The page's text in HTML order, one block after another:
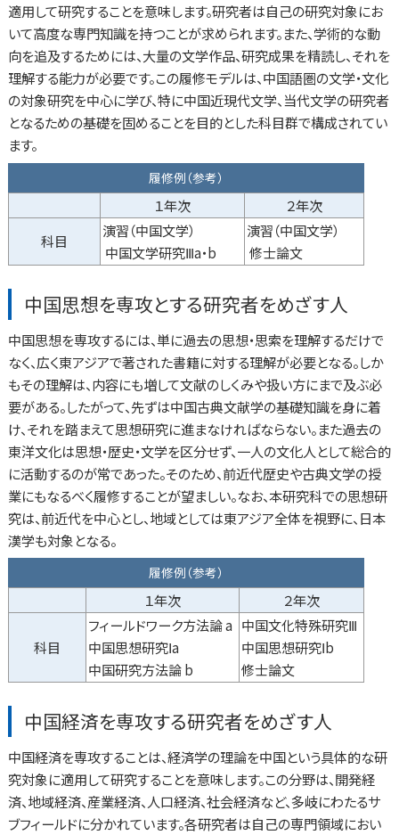
適用して研究することを意味します。研究者は自己の研究対象にお
いて高度な専門知識を持つことが求められます。また、学術的な動
向を追及するためには、大量の文学作品、研究成果を精読し、それを
理解する能力が必要です。この履修モデルは、中国語圏の文学・文化
の対象研究を中心に学び、特に中国近現代文学、当代文学の研究者
となるための基礎を固めることを目的とした科目群で構成されてい
ます。
履修例（参考）
１年次
２年次
科目
演習（中国文学）
中国文学研究Ⅲa・b
演習（中国文学）
修士論文
中国思想を専攻とする研究者をめざす人
中国思想を専攻するには、単に過去の思想・思索を理解するだけで
なく、広く東アジアで著された書籍に対する理解が必要となる。しか
もその理解は、内容にも増して文献のしくみや扱い方にまで及ぶ必
要がある。したがって、先ずは中国古典文献学の基礎知識を身に着
け、それを踏まえて思想研究に進まなければならない。また過去の
東洋文化は思想・歴史・文学を区分せず、一人の文化人として総合的
に活動するのが常であった。そのため、前近代歴史や古典文学の授
業にもなるべく履修することが望ましい。なお、本研究科での思想研
究は、前近代を中心とし、地域としては東アジア全体を視野に、日本
漢学も対象となる。
履修例（参考）
１年次 ２年次
科目
フィールドワーク方法論 a
中国思想研究Ⅰa
中国研究方法論 b
中国文化特殊研究Ⅲ
中国思想研究Ⅰb
修士論文
中国経済を専攻する研究者をめざす人
中国経済を専攻することは、経済学の理論を中国という具体的な研
究対象に適用して研究することを意味します。この分野は、開発経
済、地域経済、産業経済、人口経済、社会経済など、多岐にわたるサ
ブフィールドに分かれています。各研究者は自己の専門領域におい